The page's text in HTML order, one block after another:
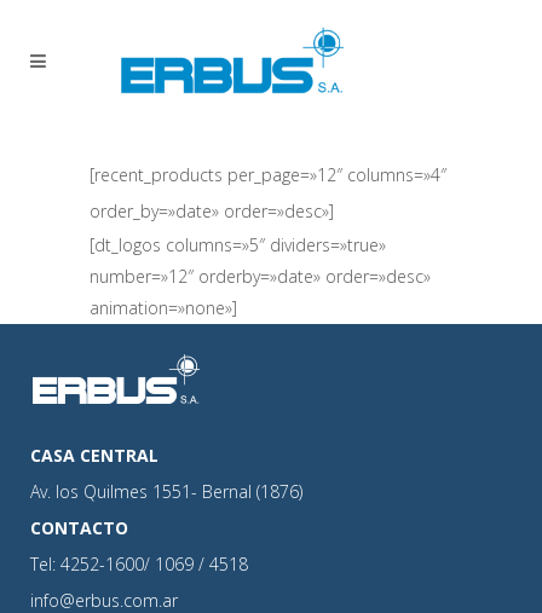
[recent_products per_page=»12″ columns=»4″
order_by=»date» order=»desc»]
[dt_logos columns=»5″ dividers=»true»
number=»12″ orderby=»date» order=»desc»
animation=»none»]
CASA CENTRAL
Av. los Quilmes 1551- Bernal (1876)
CONTACTO
Tel: 4252-1600/ 1069 / 4518
info@erbus.com.ar